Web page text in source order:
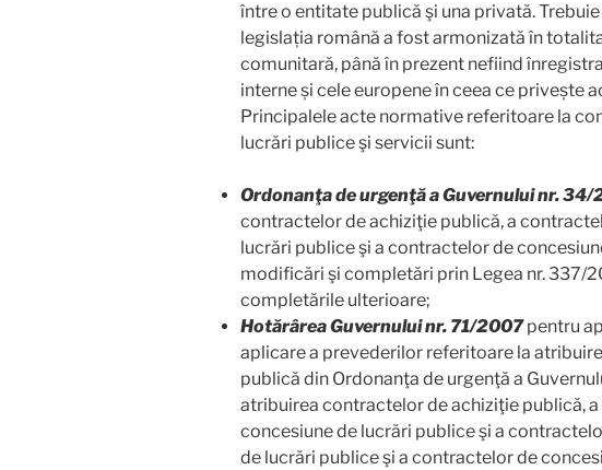
între o entitate publică şi una privată.
legislația română a fost armonizată în
comunitară, până în prezent nefiind
interne și cele europene în ceea ce privește
Principalele acte normative referitoare la
lucrări publice şi servicii sunt:
Ordonanţa de urgenţă a Guvernului nr.
contractelor de achiziţie publică, a
lucrări publice şi a contractelor de
modificări şi completări prin Legea nr. 337/
completările ulterioare;
Hotărârea Guvernului nr. 71/2007pentru
aplicare a prevederilor referitoare la
publică din Ordonanţa de urgenţă a
atribuirea contractelor de achiziţie publică,
concesiune de lucrări publice şi a
de lucrări publice şi a contractelor de